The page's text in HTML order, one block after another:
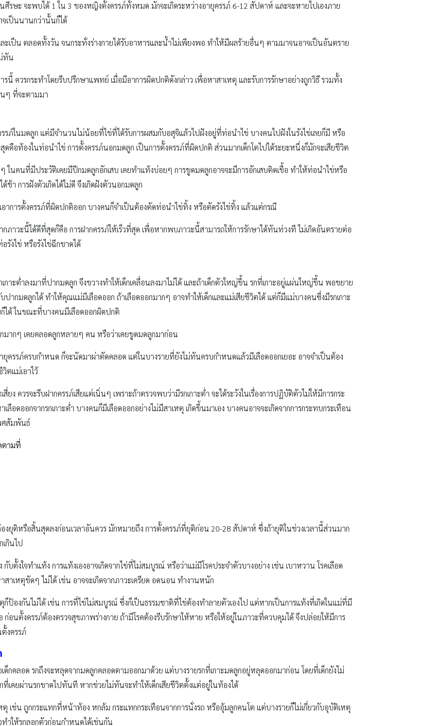
ศีรษะ จะพบได้ 1 ใน 3 ของหญิงตั้งครรภ์ทั้งหมด มักจะเกิดระหว่างอายุครรภ์ 6-12 สัปดาห์ และจะหายไปเองภาย
จเป็นนานกว่านั้นก็ได้
ะเป็น ตลอดทั้งวัน จนกระทั่งร่างกายได้รับอาหารและน้ำไม่เพียงพอ ทำให้มีผลร้ายอื่นๆ ตามมาจนอาจเป็นอันตราย
ทัน
รนี้ ควรกระทำโดยรีบปรึกษาแพทย์ เมื่อมีอาการผิดปกติดังกล่าว เพื่อหาสาเหตุ และรับการรักษาอย่างถูกวิธี รวมทั้ง
ๆ ที่จะตามมา
รรภ์ในมดลูก แต่มีจำนวนไม่น้อยที่ไข่ที่ได้รับการผสมกับอสุจิแล้วไปฝังอยู่ที่ท่อนำไข่ บางคนไปฝังในรังไข่เลยก็มี หรือ
อท้องในท่อนำไข่ การตั้งครรภ์นอกมดลูก เป็นการตั้งครรภ์ที่ผิดปกติ ส่วนมากเด็กโตไปได้ระยะหนึ่งก็มักจะเสียชีวิต
นคนที่มีประวัติเคยมีปีกมดลูกอักเสบ เคยทำแท้งบ่อยๆ การขูดมดลูกอาจจะมีการอักเสบติดเชื้อ ทำให้ท่อนำไข่หรือ
ช้า การฝังตัวเกิดได้ไม่ดี จึงเกิดฝังตัวนอกมดลูก
าการตั้งครรภ์ที่ผิดปกติออก บางคนก็จำเป็นต้องตัดท่อนำไข่ทิ้ง หรือตัดรังไข่ทิ้ง แล้วแต่กรณี
ภาวะนี้ได้ดีที่สุดก็คือ การฝากครรภ์ให้เร็วที่สุด เพื่อหากพบภาวะนี้สามารถให้การรักษาได้ทันท่วงที ไม่เกิดอันตรายต่อ
รังไข่ หรือรังไข่ฉีกขาดได้
กาะต่ำลงมาที่ปากมดลูก จึงขวางทำให้เด็กเคลื่อนลงมาไม่ได้ และถ้าเด็กตัวใหญ่ขึ้น รกที่เกาะอยู่แผ่นใหญ่ขึ้น พอขยาย
บปากมดลูกได้ ทำให้คุณแม่มีเลือดออก ถ้าเลือดออกมากๆ อาจทำให้เด็กและแม่เสียชีวิตได้ แต่ก็มีแม่บางคนซึ่งมีรกเกาะ
ได้ ในขณะที่บางคนมีเลือดออกผิดปกติ
มากๆ เคยคลอดลูกหลายๆ คน หรือว่าเคยขูดมดลูกมาก่อน
ยุครรภ์ครบกำหนด ก็จะนัดมาผ่าตัดคลอด แต่ในบางรายที่ยังไม่ทันครบกำหนดแล้วมีเลือดออกเยอะ อาจจำเป็นต้อง
ตแม่เอาไว้
สี่ยง ควรจะรีบฝากครรภ์เสียแต่เนิ่นๆ เพราะถ้าตรวจพบว่ามีรกเกาะต่ำ จะได้ระวังในเรื่องการปฏิบัติตัวไม่ให้มีการกระ
ลือดออกจากรกเกาะต่ำ บางคนก็มีเลือดออกอย่างไม่มีสาเหตุ เกิดขึ้นมาเอง บางคนอาจจะเกิดจากการกระทบกระเทือน
ศสัมพันธ์
ตามที่
งยุติหรือสิ้นสุดลงก่อนเวลาอันควร มักหมายถึง การตั้งครรภ์ที่ยุติก่อน 20-28 สัปดาห์ ซึ่งถ้ายุติในช่วงเวลานี้ส่วนมาก
เกินไป
กับตั้งใจทำแท้ง การแท้งเองอาจเกิดจากไข่ที่ไม่สมบูรณ์ หรือว่าแม่มีโรคประจำตัวบางอย่าง เช่น เบาหวาน โรคเลือด
าเหตุชัดๆ ไม่ได้ เช่น อาจจะเกิดจากภาวะเครียด อดนอน ทำงานหนัก
ก็ป้องกันไม่ได้ เช่น การที่ไข่ไม่สมบูรณ์ ซึ่งก็เป็นธรรมชาติที่ไข่ต้องทำลายตัวเองไป แต่หากเป็นการแท้งที่เกิดในแม่ที่มี
ก่อนตั้งครรภ์ต้องตรวจสุขภาพร่างกาย ถ้ามีโรคต้องรีบรักษาให้หาย หรือให้อยู่ในภาวะที่ควบคุมได้ จึงปล่อยให้มีการ
งครรภ์
ด็กคลอด รกถึงจะหลุดจากมดลูกคลอดตามออกมาด้วย แต่บางรายรกที่เกาะมดลูกอยู่หลุดออกมาก่อน โดยที่เด็กยังไม่
ที่เคยผ่านรกขาดไปทันที หากช่วยไม่ทันจะทำให้เด็กเสียชีวิตตั้งแต่อยู่ในท้องได้
เช่น ถูกกระแทกที่หน้าท้อง หกล้ม กระแทกกระเทือนจากการนั่งรถ หรืออุ้มลูกคนโต แต่บางรายก็ไม่เกี่ยวกับอุบัติเหตุ
ำให้รกลอกตัวก่อนกำหนดได้เช่นกัน